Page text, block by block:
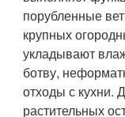
порубленные
крупных
укладывают
ботву,
отходы с кухни.
растительных